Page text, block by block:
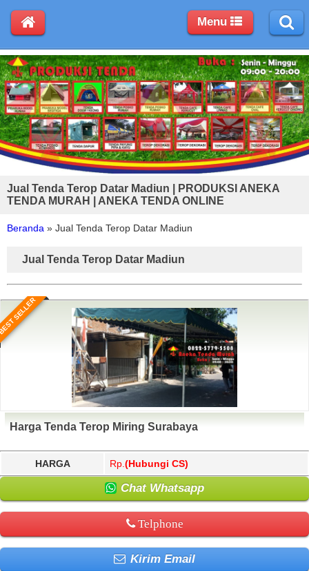
Jual Tenda Terop Datar Madiun | PRODUKSI ANEKA
TENDA MURAH | ANEKA TENDA ONLINE
Beranda » Jual Tenda Terop Datar Madiun
Jual Tenda Terop Datar Madiun
SELLER
Harga Tenda Terop Miring Surabaya
HARGA Rp. (Hubungi CS)
Chat Whatsapp
Telphone
Kirim Email
Menu